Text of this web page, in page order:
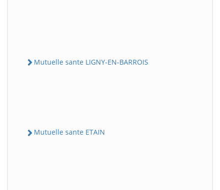
Mutuelle sante LIGNY-EN-BARROIS
Mutuelle sante ETAIN